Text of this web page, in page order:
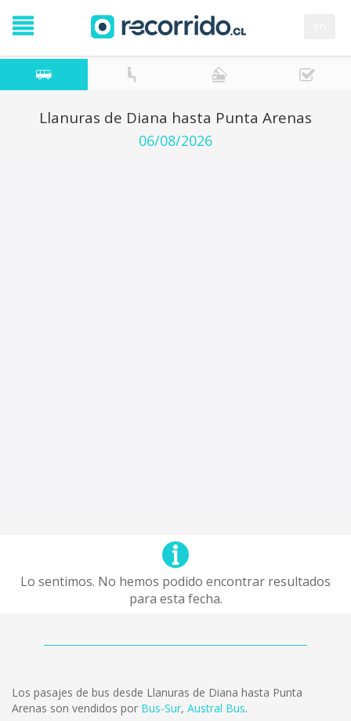
Llanuras de Diana hasta Punta Arenas
06/08/2026
Lo sentimos. No hemos podido encontrar resultados
para esta fecha.
Los pasajes de bus desde Llanuras de Diana hasta Punta
Arenas son vendidos por Bus-Sur, Austral Bus.